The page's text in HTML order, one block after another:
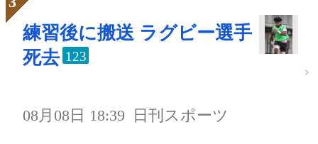
練習後に搬送 ラグビー選手
死去 123
08月08日 18:39 日刊スポーツ